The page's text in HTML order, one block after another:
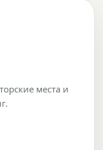
места и